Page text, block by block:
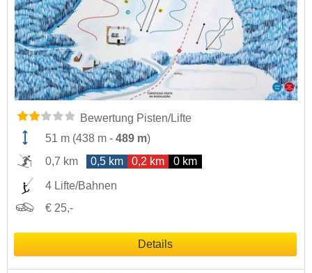
Bewertung Pisten/Lifte
51 m (438 m - 489 m)
0,7 km
0,5 km 0,2 km 0 km
4 Lifte/Bahnen
€ 25,-
Details